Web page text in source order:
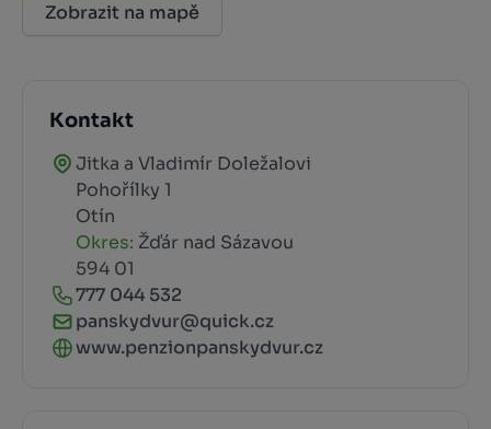
Zobrazit na mapě
Kontakt
Jitka a Vladimír Doležalovi
Pohořílky 1
Otín
Okres: Žďár nad Sázavou
594 01
777 044 532
panskydvur@quick.cz
www.penzionpanskydvur.cz